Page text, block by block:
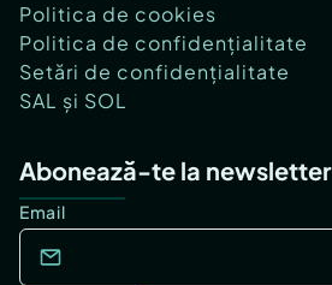
Politica de cookies
Politica de confidențialitate
Setări de confidențialitate
SAL și SOL
Abonează-te la newsletter
Email